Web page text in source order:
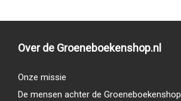
Over de Groeneboekenshop.nl
Onze missie
De mensen achter de Groeneboekenshop